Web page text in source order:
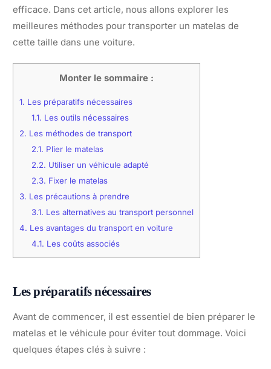
efficace. Dans cet article, nous allons explorer les
meilleures méthodes pour transporter un matelas de
cette taille dans une voiture.
Monter le sommaire :
1. Les préparatifs nécessaires
1.1. Les outils nécessaires
2. Les méthodes de transport
2.1. Plier le matelas
2.2. Utiliser un véhicule adapté
2.3. Fixer le matelas
3. Les précautions à prendre
3.1. Les alternatives au transport personnel
4. Les avantages du transport en voiture
4.1. Les coûts associés
Les préparatifs nécessaires
Avant de commencer, il est essentiel de bien préparer le
matelas et le véhicule pour éviter tout dommage. Voici
quelques étapes clés à suivre :